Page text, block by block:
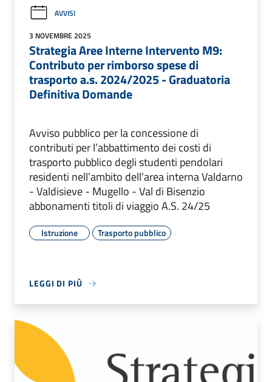
AVVISI
3 NOVEMBRE 2025
Strategia Aree Interne Intervento M9:
Contributo per rimborso spese di
trasporto a.s. 2024/2025 - Graduatoria
Definitiva Domande
Avviso pubblico per la concessione di
contributi per l’abbattimento dei costi di
trasporto pubblico degli studenti pendolari
residenti nell’ambito dell’area interna Valdarno
- Valdisieve - Mugello - Val di Bisenzio
abbonamenti titoli di viaggio A.S. 24/25
Istruzione Trasporto pubblico
LEGGI DI PIÙ